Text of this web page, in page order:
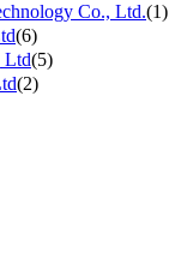
Co., Ltd.(1)
(6)
Ltd(5)
(2)